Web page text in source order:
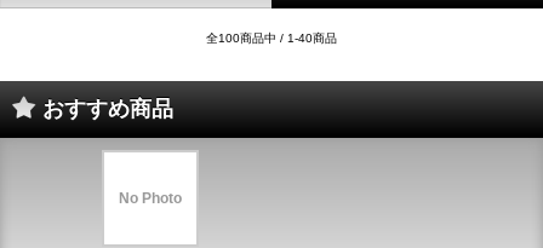
全100商品中 / 1-40商品
おすすめ商品
No Photo